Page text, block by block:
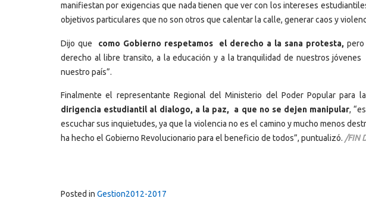
manifiestan por exigencias que nada tienen que ver con los intereses
objetivos particulares que no son otros que calentar la calle, generar caos y
Dijo que como Gobierno respetamos el derecho a la sana protesta,
derecho al libre transito, a la educación y a la tranquilidad de nuestros
nuestro país”.
Finalmente el representante Regional del Ministerio del Poder Popular para
dirigencia estudiantil al dialogo, a la paz, a que no se dejen manipular,
escuchar sus inquietudes, ya que la violencia no es el camino y mucho menos
ha hecho el Gobierno Revolucionario para el beneficio de todos”, puntualizó. /FIN
Posted in Gestion2012-2017